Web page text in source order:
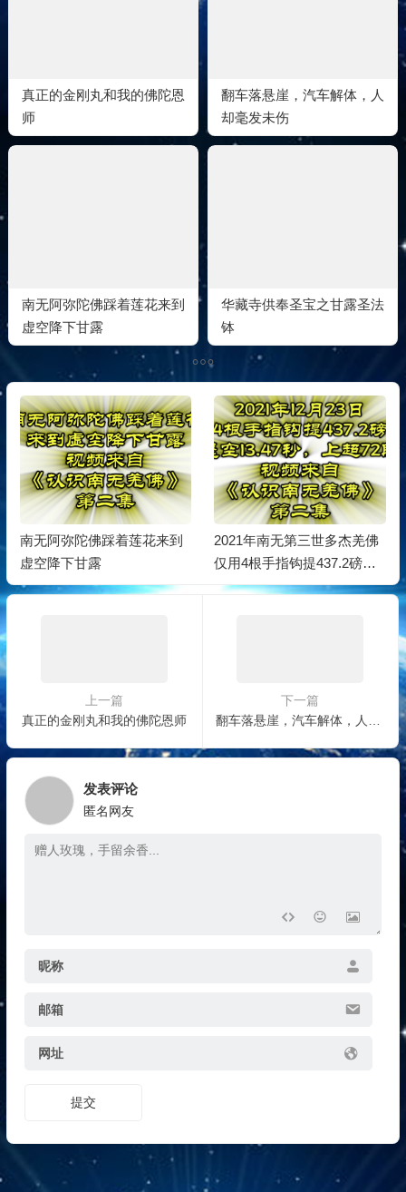
真正的金刚丸和我的佛陀恩
师
翻车落悬崖，汽车解体，人
却毫发未伤
南无阿弥陀佛踩着莲花来到
虚空降下甘露
华藏寺供奉圣宝之甘露圣法
钵
南无阿弥陀佛踩着莲花来到
虚空降下甘露
2021年南无第三世多杰羌佛
仅用4根手指钩提437.2磅金
刚杵，超越自己的世界纪
上一篇
真正的金刚丸和我的佛陀恩师
下一篇
发表评论
匿名网友
昵称
邮箱
网址
提交